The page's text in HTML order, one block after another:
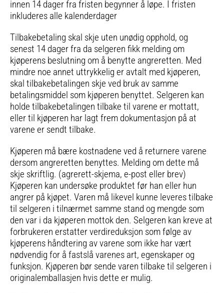
innen 14 dager fra fristen begynner å løpe. I fristen
inkluderes alle kalenderdager
Tilbakebetaling skal skje uten unødig opphold, og
senest 14 dager fra da selgeren fikk melding om
kjøperens beslutning om å benytte angreretten. Med
mindre noe annet uttrykkelig er avtalt med kjøperen,
skal tilbakebetalingen skje ved bruk av samme
betalingsmiddel som kjøperen benyttet. Selgeren kan
holde tilbakebetalingen tilbake til varene er mottatt,
eller til kjøperen har lagt frem dokumentasjon på at
varene er sendt tilbake.
Kjøperen må bære kostnadene ved å returnere varene
dersom angreretten benyttes. Melding om dette må
skje skriftlig. (agrerett-skjema, e-post eller brev)
Kjøperen kan undersøke produktet før han eller hun
angrer på kjøpet. Varen må likevel kunne leveres tilbake
til selgeren i tilnærmet samme stand og mengde som
den var i da kjøperen mottok den. Selgeren kan kreve at
forbrukeren erstatter verdireduksjon som følge av
kjøperens håndtering av varene som ikke har vært
nødvendig for å fastslå varenes art, egenskaper og
funksjon. Kjøperen bør sende varen tilbake til selgeren i
originalemballasjen hvis dette er mulig.